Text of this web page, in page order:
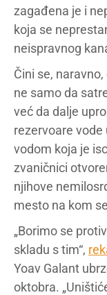
zagađena je i
koja se
neispravnog
Čini se,
ne samo da
već da dalje
rezervoare vode
vodom koja je
zvaničnici
njihove
mesto na kom
„Borimo se
skladu s tim“,
Yoav Galant
oktobra.